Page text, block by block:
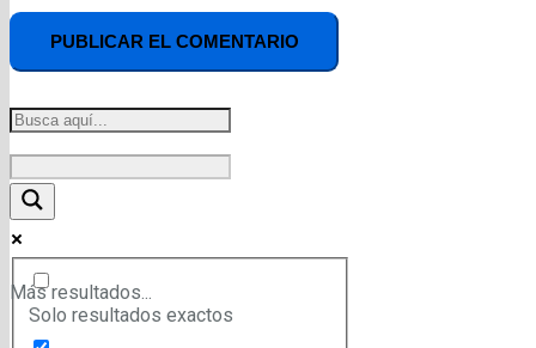
PUBLICAR EL COMENTARIO
Más resultados...
Solo resultados exactos